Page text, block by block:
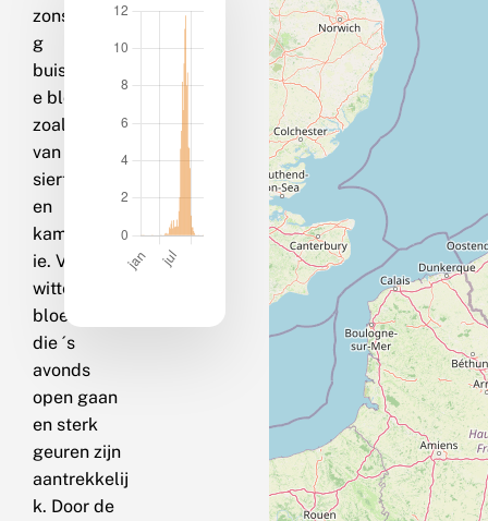
zonsopgan
g
buisvormig
e bloemen
zoals die
van
siertabak
en
kamperfoel
ie. Vooral
witte
bloemen
die ´s
avonds
open gaan
en sterk
geuren zijn
aantrekkelij
k. Door de